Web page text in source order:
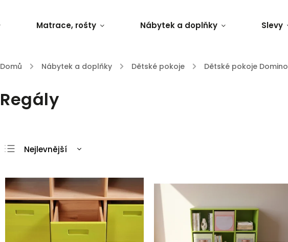
Matrace, rošty Nábytek a doplňky Slevy
Domů / Nábytek a doplňky / Dětské pokoje / Dětské pokoje Domino
Regály
Nejlevnější
Nejprodávanější
Abecedně